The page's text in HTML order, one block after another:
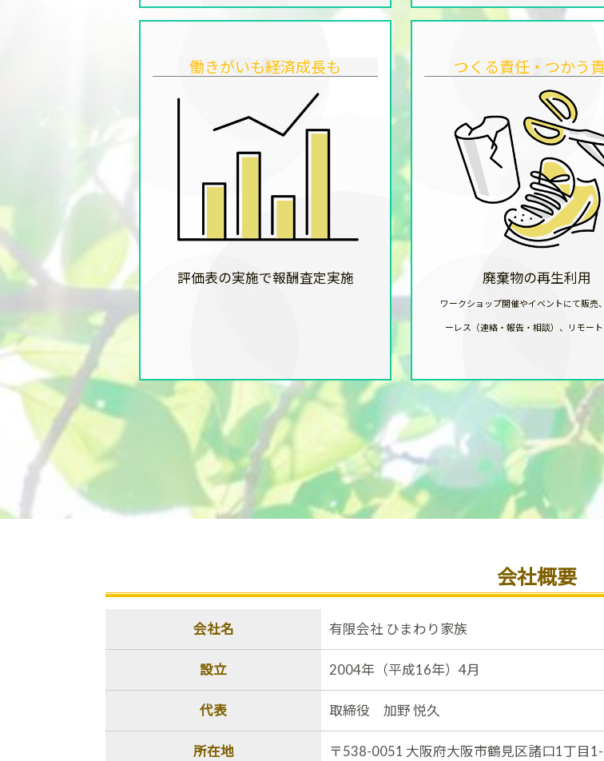
働きがいも経済成長も
評価表の実施で報酬査定実施
つくる責任・つかう
廃棄物の再生利用
ワークショップ開催やイベントにて販売
ーレス（連絡・報告・相談）、リモー
会社概要
会社名 有限会社 ひまわり家族
設立 2004年（平成16年）4月
代表 取締役 加野 悦久
所在地 〒538-0051 大阪府大阪市鶴見区諸口1丁目